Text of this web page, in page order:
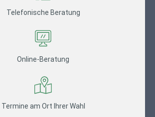
Telefonische Beratung
Online-Beratung
Termine am Ort Ihrer Wahl